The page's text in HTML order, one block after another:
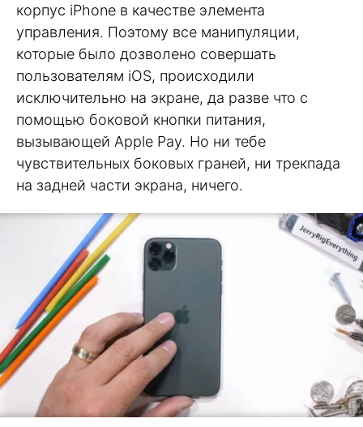
корпус iPhone в качестве элемента
управления. Поэтому все манипуляции,
которые было дозволено совершать
пользователям iOS, происходили
исключительно на экране, да разве что с
помощью боковой кнопки питания,
вызывающей Apple Pay. Но ни тебе
чувствительных боковых граней, ни трекпада
на задней части экрана, ничего.